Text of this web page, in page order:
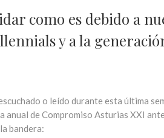
como es debido a
y a la
o leído durante esta última
anual de Compromiso Asturias XXI
bandera: